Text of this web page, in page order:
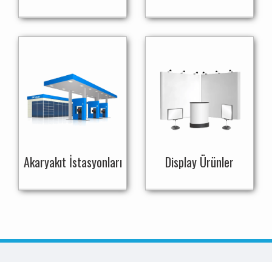
Akaryakıt İstasyonları Display Ürünler